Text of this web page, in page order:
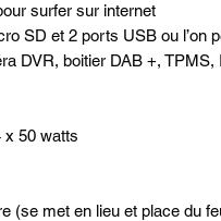
surfer sur internet
SD et 2 ports USB ou l’on
DVR, boitier DAB +,
x 50 watts
(se met en lieu et place du